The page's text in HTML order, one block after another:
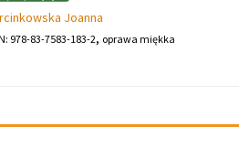
Joanna
978-83-7583-183-2, oprawa miękka